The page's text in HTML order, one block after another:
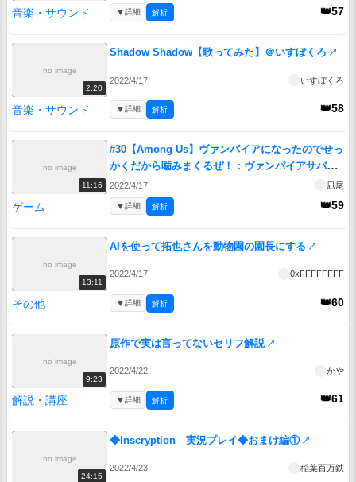
音楽・サウンド 👑57
▼詳細 解析
no image
2:20
Shadow Shadow【歌ってみた】＠いすぼくろ ↗
2022/4/17 いすぼくろ
音楽・サウンド 👑58
▼詳細 解析
no image
11:16
#30【Among Us】ヴァンパイアになったのでせっ
かくだから噛みまくるぜ！：ヴァンパイアサバイ
バー編【ふにんがす】
2022/4/17 凪尾
ゲーム 👑59
▼詳細 解析
no image
13:11
AIを使って拓也さんを動物園の園長にする ↗
2022/4/17 0xFFFFFFFF
その他 👑60
▼詳細 解析
no image
9:23
原作で実は言ってないセリフ解説 ↗
2022/4/22 かや
解説・講座 👑61
▼詳細 解析
no image
24:15
◆Inscryption 実況プレイ◆おまけ編① ↗
2022/4/23 稲葉百万鉄